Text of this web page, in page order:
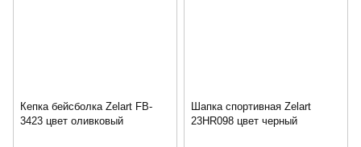
Кепка бейсболка Zelart FB-
3423 цвет оливковый
Шапка спортивная Zelart
23HR098 цвет черный